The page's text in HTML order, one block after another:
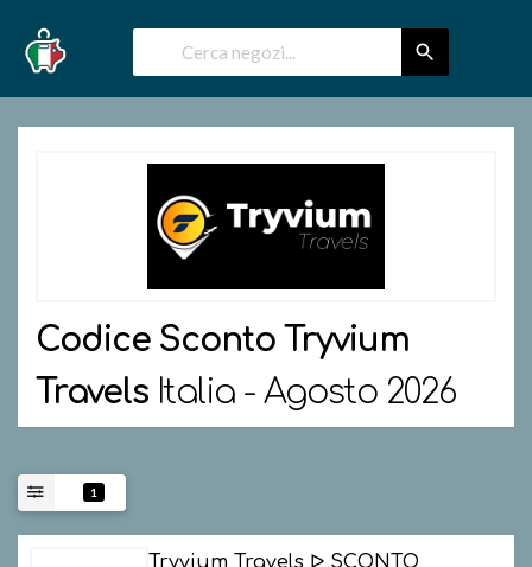
Codice Sconto Tryvium
Travels Italia - Agosto 2026
1
Tryvium Travels ᐅ SCONTO